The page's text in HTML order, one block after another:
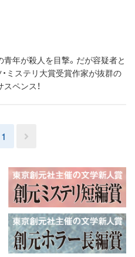
年が殺人を目撃。だが容疑者と
ミステリ大賞受賞作家が抜群の
ペンス！
1